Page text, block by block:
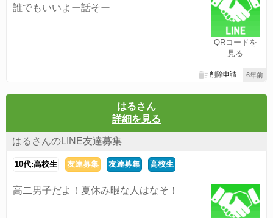
QRコードを
見る
誰でもいいよー話そー
6年前
削除申請
はるさん
詳細を見る
はるさんのLINE友達募集
10代:高校生 友達募集 友達募集 高校生
高二男子だよ！夏休み暇な人はなそ！